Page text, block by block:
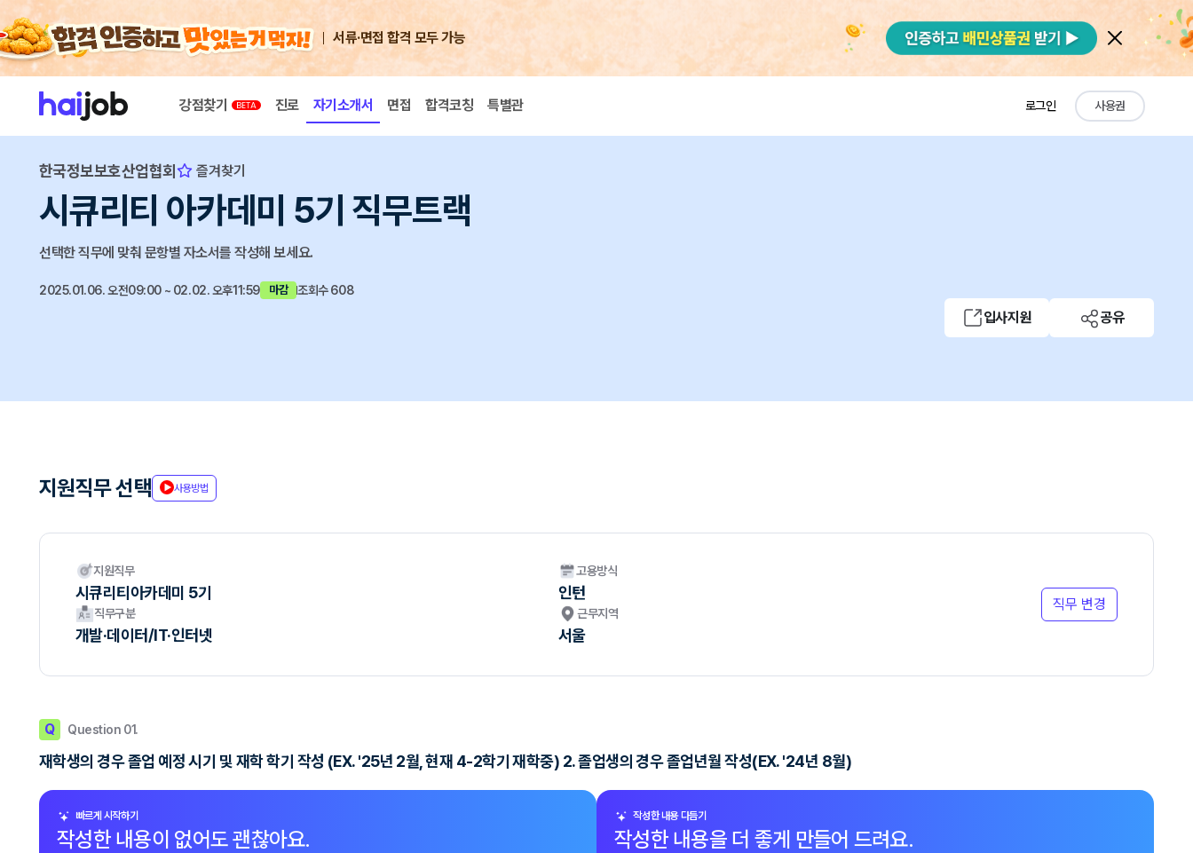
서류·면접 합격 모두 가능
강점찾기 진로 자기소개서 면접 합격코칭 특별관 로그인 사용권
한국정보보호산업협회 즐겨찾기
시큐리티 아카데미 5기 직무트랙
선택한 직무에 맞춰 문항별 자소서를 작성해 보세요.
2025.01.06. 오전09:00 ~ 02.02. 오후11:59 마감 조회수 608
입사지원 공유
지원직무 선택 사용방법
지원직무
시큐리티아카데미 5기
고용방식
인턴
직무구분
개발·데이터/IT·인터넷
근무지역
서울
직무 변경
Q Question 01.
재학생의 경우 졸업 예정 시기 및 재학 학기 작성 (EX. '25년 2월, 현재 4-2학기 재학중) 2. 졸업생의 경우 졸업년월 작성(EX. '24년 8월)
빠르게 시작하기
작성한 내용이 없어도 괜찮아요.
작성한 내용 다듬기
작성한 내용을 더 좋게 만들어 드려요.